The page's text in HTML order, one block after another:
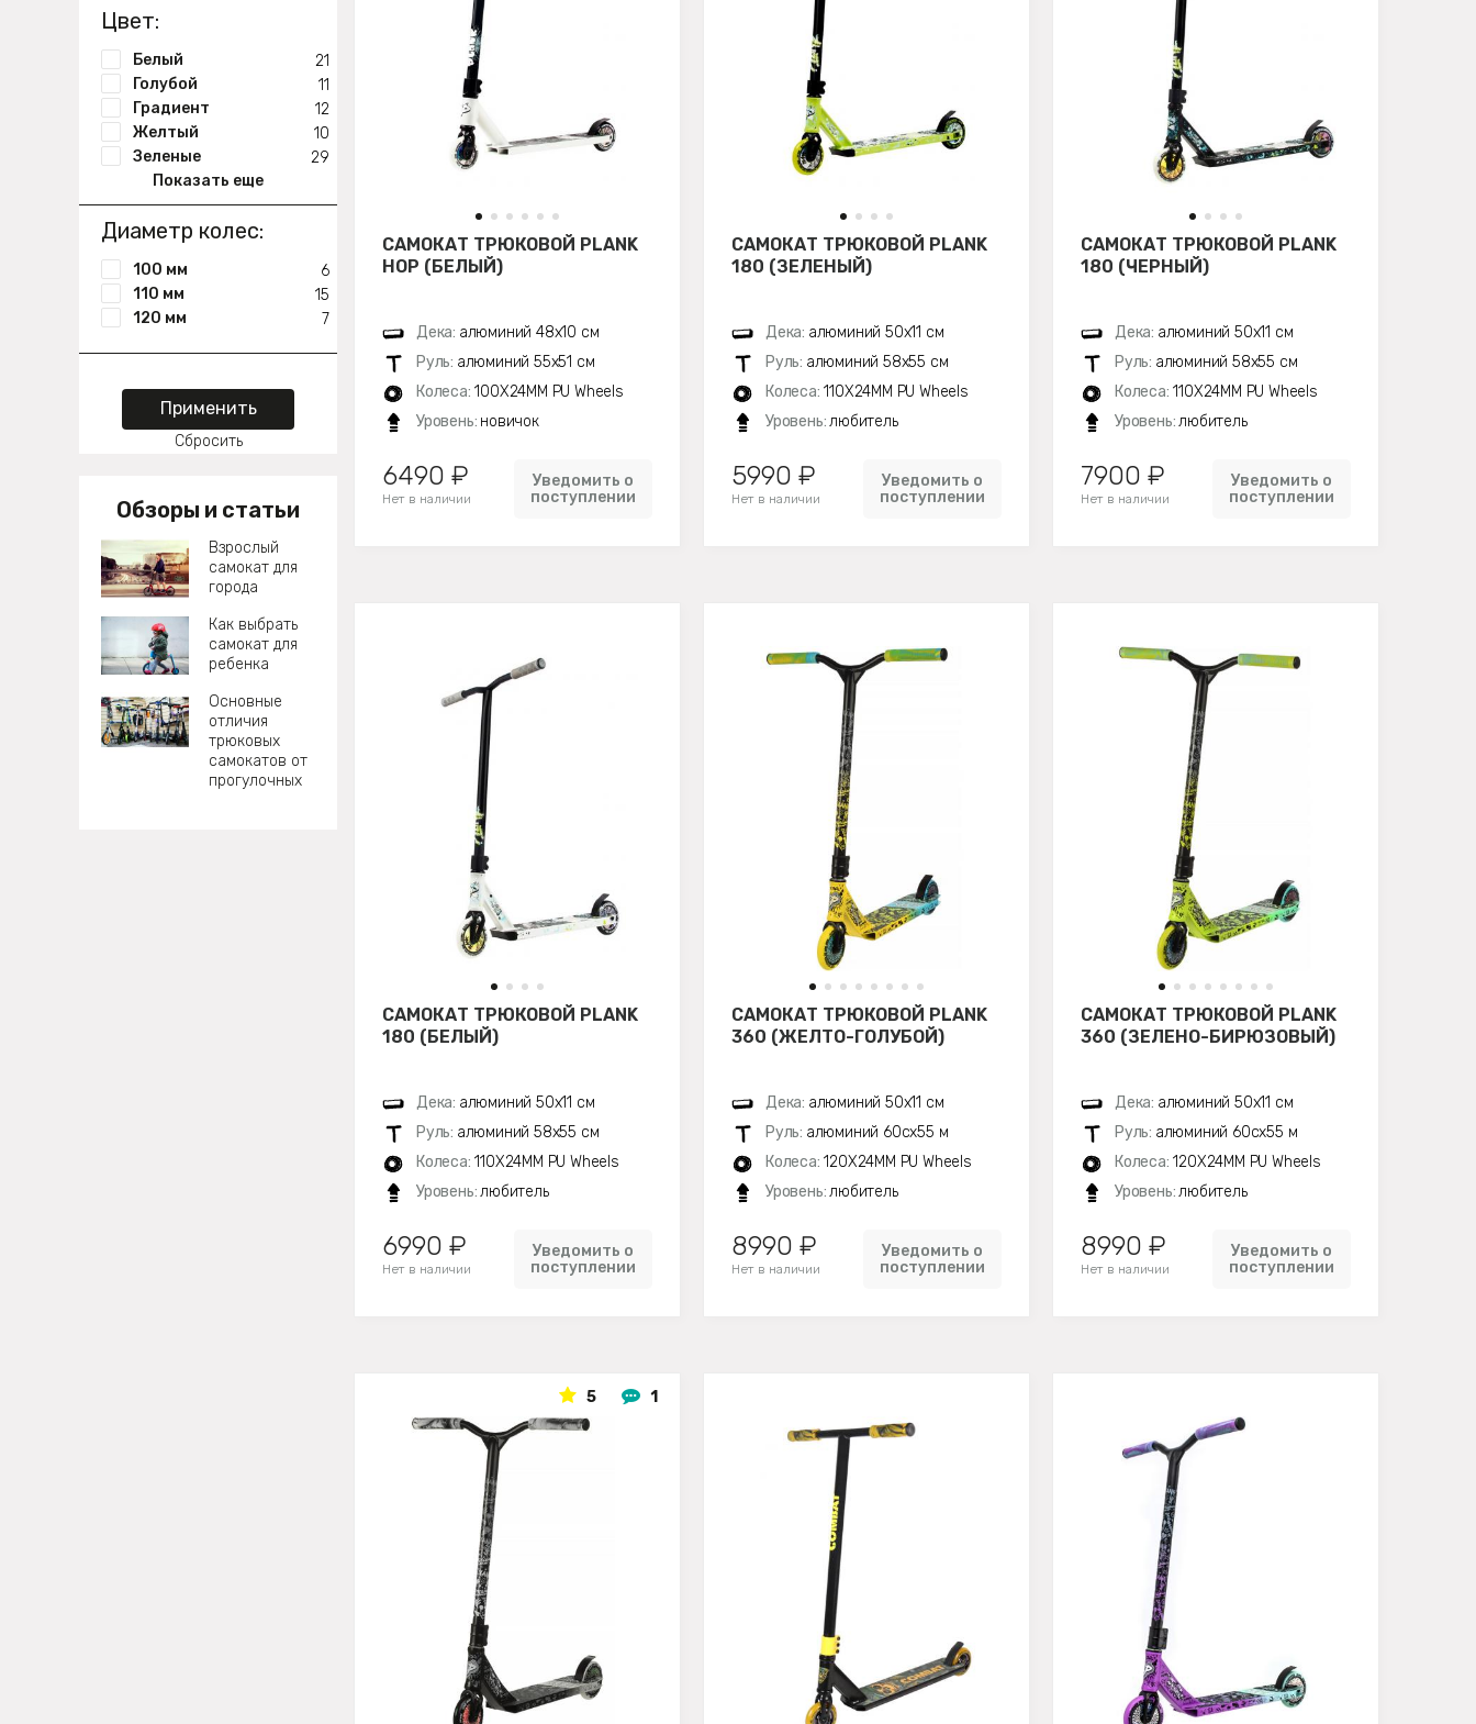
Цвет:
Белый
21
Голубой
11
Градиент
12
Желтый
10
Зеленые
29
Показать еще
Диаметр колес:
100 мм
6
110 мм
15
120 мм
7
Применить
Сбросить
Обзоры и статьи
Взрослый
самокат для
города
Как выбрать
самокат для
ребенка
Основные
отличия
трюковых
самокатов от
прогулочных
САМОКАТ ТРЮКОВОЙ PLANK
HOP (БЕЛЫЙ)
Дека: алюминий 48х10 см
Руль: алюминий 55х51 см
Колеса: 100X24MM PU Wheels
Уровень: новичок
6490 ₽
Нет в наличии
Уведомить о
поступлении
САМОКАТ ТРЮКОВОЙ PLANK
180 (ЗЕЛЕНЫЙ)
Дека: алюминий 50х11 см
Руль: алюминий 58х55 см
Колеса: 110X24MM PU Wheels
Уровень:любитель
5990 ₽
Нет в наличии
Уведомить о
поступлении
САМОКАТ ТРЮКОВОЙ PLANK
180 (ЧЕРНЫЙ)
Дека: алюминий 50х11 см
Руль: алюминий 58х55 см
Колеса: 110X24MM PU Wheels
Уровень:любитель
7900 ₽
Нет в наличии
Уведомить о
поступлении
САМОКАТ ТРЮКОВОЙ PLANK
180 (БЕЛЫЙ)
Дека: алюминий 50х11 см
Руль: алюминий 58х55 см
Колеса: 110X24MM PU Wheels
Уровень:любитель
6990 ₽
Нет в наличии
Уведомить о
поступлении
САМОКАТ ТРЮКОВОЙ PLANK
360 (ЖЕЛТО-ГОЛУБОЙ)
Дека: алюминий 50х11 см
Руль: алюминий 60сх55 м
Колеса: 120X24MM PU Wheels
Уровень:любитель
8990 ₽
Нет в наличии
Уведомить о
поступлении
САМОКАТ ТРЮКОВОЙ PLANK
360 (ЗЕЛЕНО-БИРЮЗОВЫЙ)
Дека: алюминий 50х11 см
Руль: алюминий 60сх55 м
Колеса: 120X24MM PU Wheels
Уровень:любитель
8990 ₽
Нет в наличии
Уведомить о
поступлении
5 1